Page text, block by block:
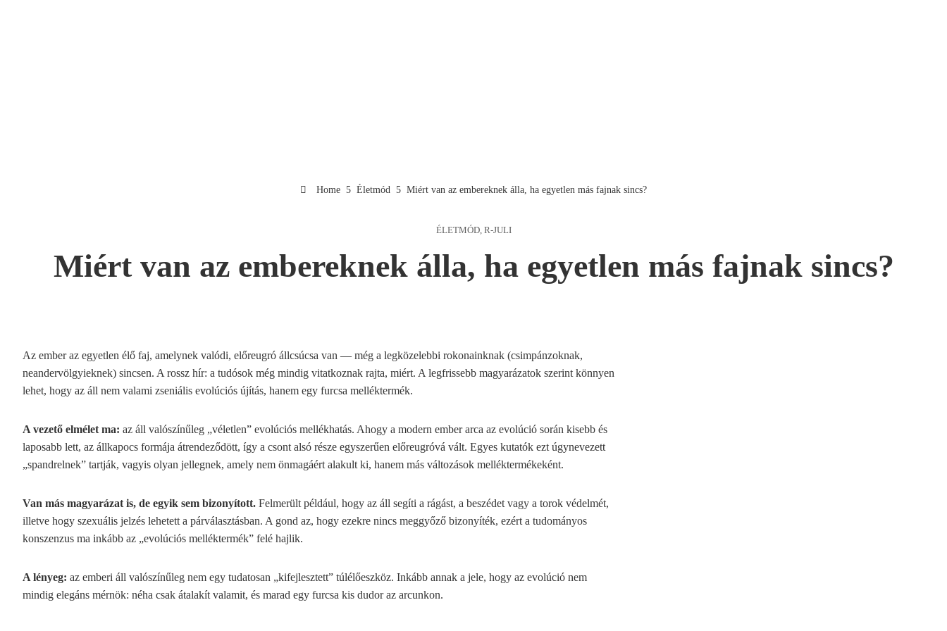
Home Életmód Miért van az embereknek álla, ha egyetlen más fajnak sincs?
ÉLETMÓD, R-JULI
Miért van az embereknek álla, ha egyetlen más fajnak sincs?
Az ember az egyetlen élő faj, amelynek valódi, előreugró állcsúcsa van — még a legközelebbi rokonainknak (csimpánzoknak,
neandervölgyieknek) sincsen. A rossz hír: a tudósok még mindig vitatkoznak rajta, miért. A legfrissebb magyarázatok szerint könnyen
lehet, hogy az áll nem valami zseniális evolúciós újítás, hanem egy furcsa melléktermék.
A vezető elmélet ma: az áll valószínűleg „véletlen” evolúciós mellékhatás. Ahogy a modern ember arca az evolúció során kisebb és
laposabb lett, az állkapocs formája átrendeződött, így a csont alsó része egyszerűen előreugróvá vált. Egyes kutatók ezt úgynevezett
„spandrelnek” tartják, vagyis olyan jellegnek, amely nem önmagáért alakult ki, hanem más változások melléktermékeként.
Van más magyarázat is, de egyik sem bizonyított. Felmerült például, hogy az áll segíti a rágást, a beszédet vagy a torok védelmét,
illetve hogy szexuális jelzés lehetett a párválasztásban. A gond az, hogy ezekre nincs meggyőző bizonyíték, ezért a tudományos
konszenzus ma inkább az „evolúciós melléktermék” felé hajlik.
A lényeg: az emberi áll valószínűleg nem egy tudatosan „kifejlesztett” túlélőeszköz. Inkább annak a jele, hogy az evolúció nem
mindig elegáns mérnök: néha csak átalakít valamit, és marad egy furcsa kis dudor az arcunkon.